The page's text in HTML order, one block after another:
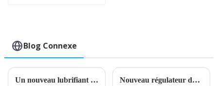
Blog Connexe
Un nouveau lubrifiant externe en PVC améliore les performances du produit Nouveau régulateur de mousse PVC développé pour une production améliorée